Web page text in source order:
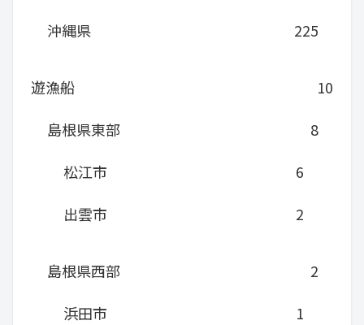
沖縄県
225
遊漁船
10
島根県東部
8
松江市
6
出雲市
2
島根県西部
2
浜田市
1